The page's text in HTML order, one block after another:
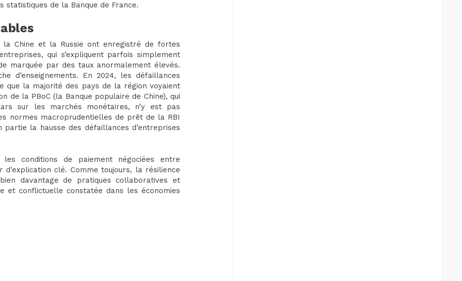
statistiques de la Banque de France.
Chine et la Russie ont enregistré de fortes
qui s’expliquent parfois simplement
marquée par des taux anormalement élevés.
d’enseignements. En 2024, les défaillances
que la majorité des pays de la région voyaient
de la PBoC (la Banque populaire de Chine), qui
sur les marchés monétaires, n’y est pas
normes macroprudentielles de prêt de la RBI
la hausse des défaillances d’entreprises
conditions de paiement négociées entre
clé. Comme toujours, la résilience
davantage de pratiques collaboratives et
et conflictuelle constatée dans les économies